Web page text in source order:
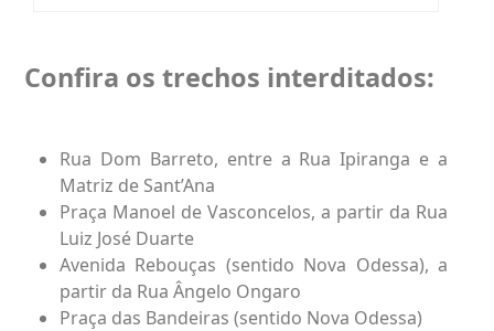
Confira os trechos interditados:
Rua Dom Barreto, entre a Rua Ipiranga e a
Matriz de Sant’Ana
Praça Manoel de Vasconcelos, a partir da Rua
Luiz José Duarte
Avenida Rebouças (sentido Nova Odessa), a
partir da Rua Ângelo Ongaro
Praça das Bandeiras (sentido Nova Odessa)